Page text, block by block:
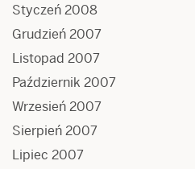
Styczeń 2008
Grudzień 2007
Listopad 2007
Październik 2007
Wrzesień 2007
Sierpień 2007
Lipiec 2007